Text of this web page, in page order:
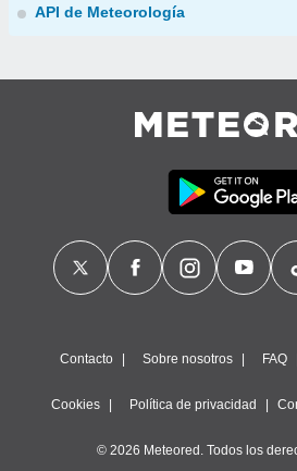
API de Meteorología
Contacto Sobre nosotros FAQ
Cookies Política de privacidad
© 2026 Meteored. Todos los